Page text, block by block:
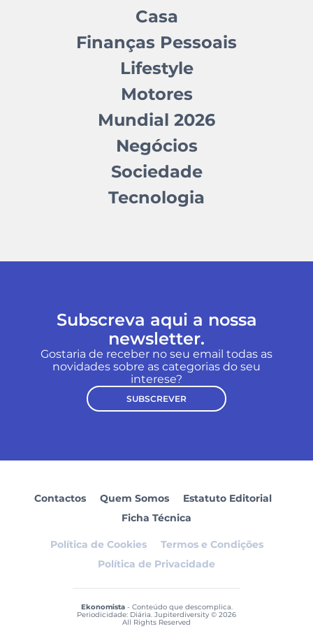
Casa
Finanças Pessoais
Lifestyle
Motores
Mundial 2026
Negócios
Sociedade
Tecnologia
Subscreva aqui a nossa
newsletter.
Gostaria de receber no seu email todas as
novidades sobre as categorias do seu
interese?
SUBSCREVER
Contactos Quem Somos
Estatuto Editorial
Ficha Técnica
Política de Cookies
Termos e Condições
Política de Privacidade
Ekonomista- Conteúdo que descomplica.
Periodicidade: Diária. Jupiterdiversity © 2026
All Rights Reserved